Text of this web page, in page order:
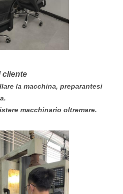
cliente
la macchina, preparantesi
macchinario oltremare.